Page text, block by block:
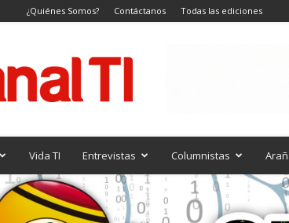
¿Quiénes Somos? Contáctanos Todas las ediciones
Vida TI Entrevistas Columnistas